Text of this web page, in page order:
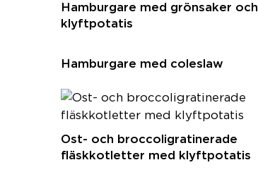
Hamburgare med grönsaker och
klyftpotatis
Hamburgare med coleslaw
Ost- och broccoligratinerade
fläskkotletter med klyftpotatis